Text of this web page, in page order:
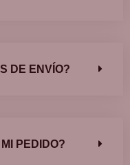
DE ENVÍO?
PEDIDO?